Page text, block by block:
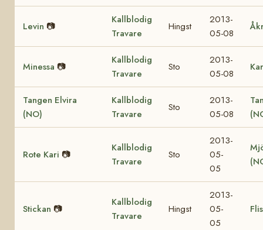
Levin 📷
Kallblodig
Travare
Hingst
2013-
05-08
Minessa 📷
Kallblodig
Travare
Sto
2013-
05-08
Tangen Elvira
(NO)
Kallblodig
Travare
Sto
2013-
05-08
Rote Kari 📷
Kallblodig
Travare
Sto
2013-
05-
05
Stickan 📷
Kallblodig
Travare
Hingst
2013-
05-
05